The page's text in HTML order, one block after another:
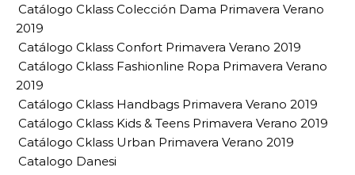
Catálogo Cklass Colección Dama Primavera Verano
2019
Catálogo Cklass Confort Primavera Verano 2019
Catálogo Cklass Fashionline Ropa Primavera Verano
2019
Catálogo Cklass Handbags Primavera Verano 2019
Catálogo Cklass Kids & Teens Primavera Verano 2019
Catálogo Cklass Urban Primavera Verano 2019
Catalogo Danesi